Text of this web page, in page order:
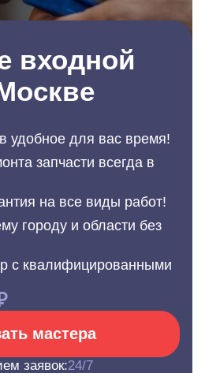
входной
удобное для вас время!
запчасти всегда в
на все виды работ!
городу и области без
с квалифицированными
мастера
заявок:24/7